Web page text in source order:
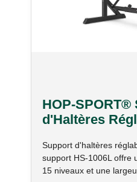
HOP-SPORT®
d'Haltères
Ajustable en
Largeur,
Support d'haltères
support HS-1006L offre
15 niveaux et une